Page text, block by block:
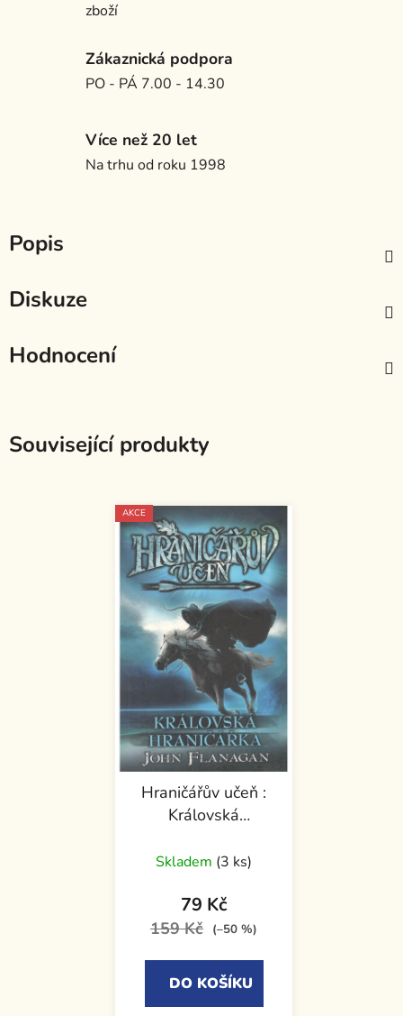
zboží
Zákaznická podpora
PO - PÁ 7.00 - 14.30
Více než 20 let
Na trhu od roku 1998
Popis
Diskuze
Hodnocení
Související produkty
AKCE
Hraničářův učeň :
Královská
Skladem (3 ks)
79 Kč
159 Kč (–50 %)
DO KOŠÍKU